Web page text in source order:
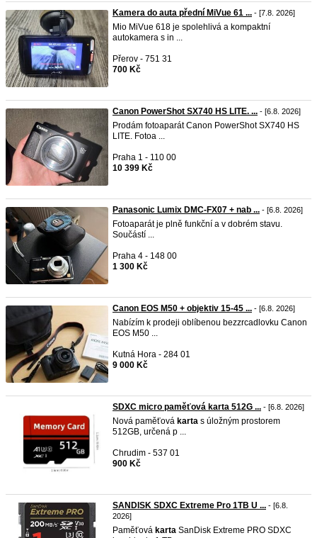
Kamera do auta přední MiVue 61 ... - [7.8. 2026]
Mio MiVue 618 je spolehlivá a kompaktní
autokamera s in ...
Přerov - 751 31
700 Kč
Canon PowerShot SX740 HS LITE. ... - [6.8. 2026]
Prodám fotoaparát Canon PowerShot SX740 HS
LITE. Fotoa ...
Praha 1 - 110 00
10 399 Kč
Panasonic Lumix DMC-FX07 + nab ... - [6.8. 2026]
Fotoaparát je plně funkční a v dobrém stavu.
Součástí ...
Praha 4 - 148 00
1 300 Kč
Canon EOS M50 + objektiv 15-45 ... - [6.8. 2026]
Nabízím k prodeji oblíbenou bezzrcadlovku Canon
EOS M50 ...
Kutná Hora - 284 01
9 000 Kč
SDXC micro paměťová karta 512G ... - [6.8. 2026]
Nová paměťová karta s úložným prostorem
512GB, určená p ...
Chrudim - 537 01
900 Kč
SANDISK SDXC Extreme Pro 1TB U ... - [6.8.
2026]
Paměťová karta SanDisk Extreme PRO SDXC